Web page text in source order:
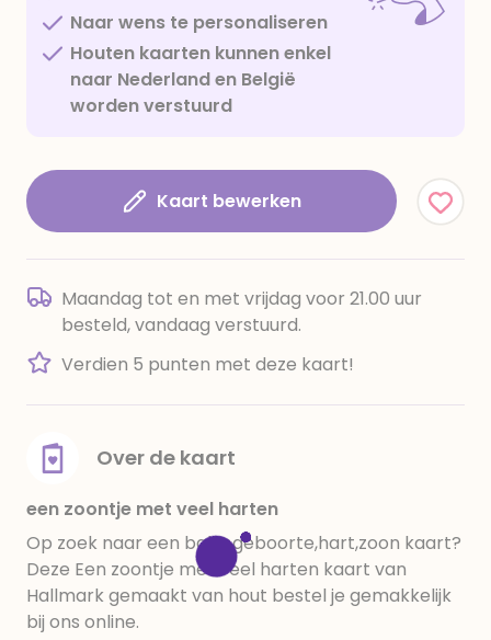
Naar wens te personaliseren
Houten kaarten kunnen enkel
naar Nederland en België
worden verstuurd
Kaart bewerken
Maandag tot en met vrijdag voor 21.00 uur
besteld, vandaag verstuurd.
Verdien 5 punten met deze kaart!
Over de kaart
een zoontje met veel harten
Op zoek naar een baby,geboorte,hart,zoon kaart?
Deze Een zoontje met veel harten kaart van
Hallmark gemaakt van hout bestel je gemakkelijk
bij ons online.